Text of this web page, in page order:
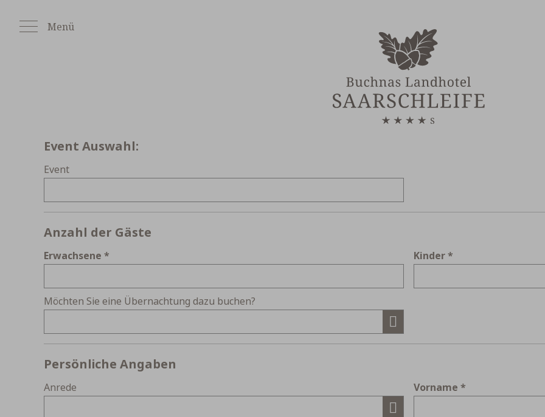
Inhalt
springen
Menü
Event Auswahl:
Event
Wochentag
Anzahl der Gäste
Erwachsene Kinder
Möchten Sie eine Übernachtung dazu buchen?
Persönliche Angaben
Anrede Vorname